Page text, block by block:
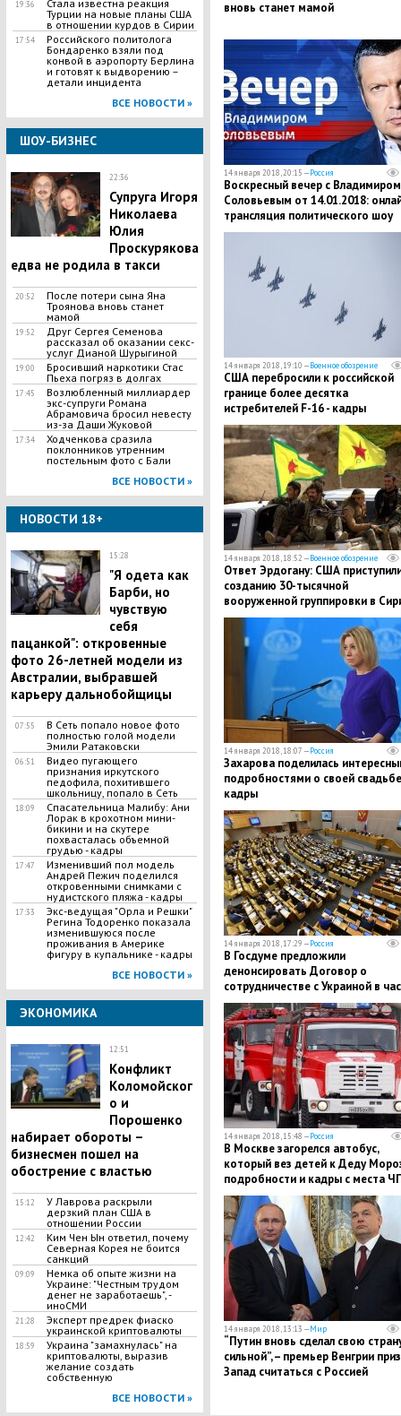
19:36
Стала известна реакция
Турции на новые планы США
в отношении курдов в Сирии
17:54
Российского политолога
Бондаренко взяли под
конвой в аэропорту Берлина
и готовят к выдворению –
детали инцидента
ВСЕ НОВОСТИ »
ШОУ-БИЗНЕС
22:36
​Супруга Игоря
Николаева
Юлия
Проскурякова
едва не родила в такси
20:52
​После потери сына Яна
Троянова вновь станет
мамой
19:52
​Друг Сергея Семенова
рассказал об оказании секс-
услуг Дианой Шурыгиной
19:00
​Бросивший наркотики Стас
Пьеха погряз в долгах
17:45
​Возлюбленный миллиардер
экс-супруги Романа
Абрамовича бросил невесту
из-за Даши Жуковой
17:34
Ходченкова сразила
поклонников утренним
постельным фото с Бали
ВСЕ НОВОСТИ »
НОВОСТИ 18+
15:28
"Я одета как
Барби, но
чувствую
себя
пацанкой": откровенные
фото 26-летней модели из
Австралии, выбравшей
карьеру дальнобойщицы
07:55
В Сеть попало новое фото
полностью голой модели
Эмили Ратаковски
06:51
Видео пугающего
признания иркутского
педофила, похитившего
школьницу, попало в Сеть
18:09
Спасательница Малибу: Ани
Лорак в крохотном мини-
бикини и на скутере
похвасталась объемной
грудью - кадры
17:47
Изменивший пол модель
Андрей Пежич поделился
откровенными снимками с
нудистского пляжа - кадры
17:33
Экс-ведущая "Орла и Решки"
Регина Тодоренко показала
изменившуюся после
проживания в Америке
фигуру в купальнике - кадры
ВСЕ НОВОСТИ »
ЭКОНОМИКА
12:51
Конфликт
Коломойског
о и
Порошенко
набирает обороты –
бизнесмен пошел на
обострение с властью
15:12
У Лаврова раскрыли
дерзкий план США в
отношении России
12:42
Ким Чен Ын ответил, почему
Северная Корея не боится
санкций
09:09
Немка об опыте жизни на
Украине: "Честным трудом
денег не заработаешь", -
иноСМИ
21:28
Эксперт предрек фиаско
украинской криптовалюты
18:59
Украина "замахнулась" на
криптовалюты, выразив
желание создать
собственную
ВСЕ НОВОСТИ »
вновь станет мамой
14 января 2018, 20:15 —Россия
Воскресный вечер с Владимиром
Соловьевым от 14.01.2018:
трансляция политического шоу
14 января 2018, 19:10 —Военное обозрение
США перебросили к российской
границе более десятка
истребителей F-16 - кадры
14 января 2018, 18:52 —Военное обозрение
Ответ Эрдогану: США
созданию 30-тысячной
вооруженной группировки в
14 января 2018, 18:07 —Россия
Захарова поделилась
подробностями о своей
кадры
14 января 2018, 17:29 —Россия
В Госдуме предложили
денонсировать Договор о
сотрудничестве с Украиной в
признания границ – подробности
14 января 2018, 15:48 —Россия
В Москве загорелся автобус,
который вез детей к Деду
подробности и кадры с места
14 января 2018, 13:13 —Мир
“Путин вновь сделал свою
сильной”, – премьер Венгрии
Запад считаться с Россией